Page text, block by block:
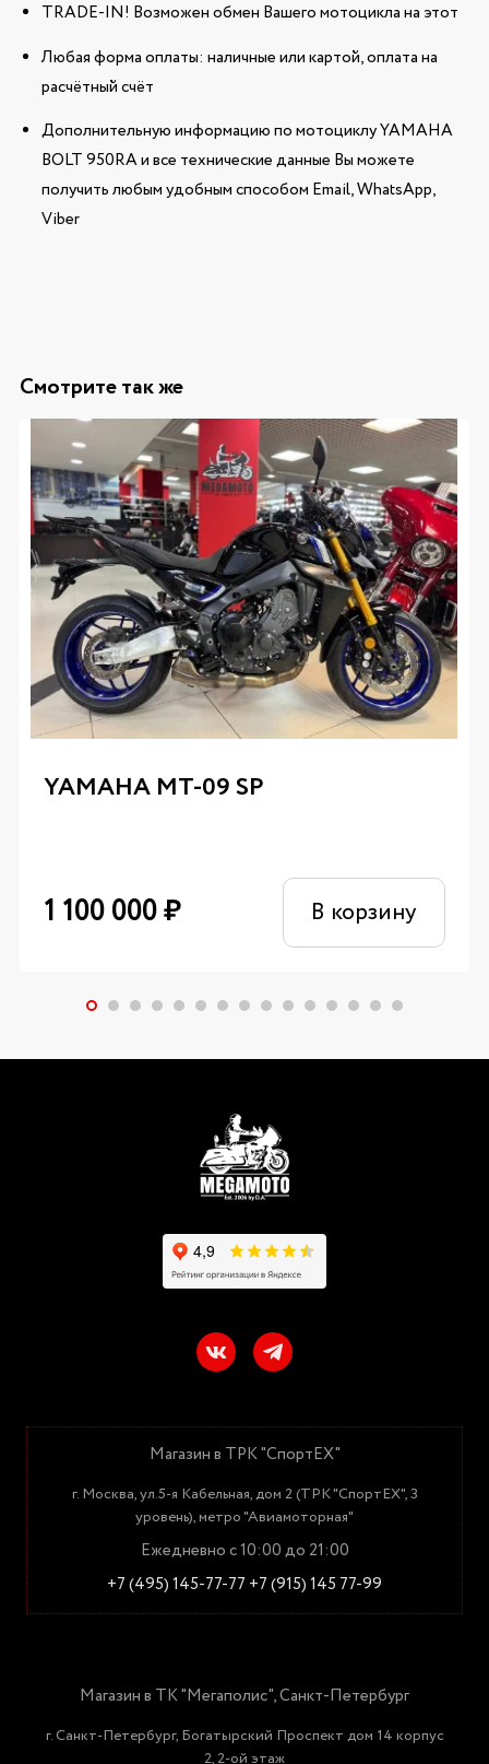
TRADE-IN! Возможен обмен Вашего мотоцикла на этот
Любая форма оплаты: наличные или картой, оплата на
расчётный счёт
Дополнительную информацию по мотоциклу YAMAHA
BOLT 950RA и все технические данные Вы можете
получить любым удобным способом Email, WhatsApp,
Viber
Смотрите так же
YAMAHA MT-09 SP
1 100 000₽ В корзину
Магазин в ТРК "СпортЕХ"
г. Москва, ул.5-я Кабельная, дом 2 (ТРК "СпортЕХ", 3
уровень), метро "Авиамоторная"
Ежедневно с 10:00 до 21:00
+7 (495) 145-77-77 +7 (915) 145 77-99
Магазин в ТК "Мегаполис", Санкт-Петербург
г. Санкт-Петербург, Богатырский Проспект дом 14 корпус
2, 2-ой этаж